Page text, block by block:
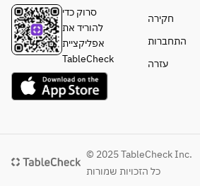
סרוק כדי
להוריד את
אפליקציית
TableCheck
חקירה
התחברות
עזרה
© 2025 TableCheck Inc.
כל הזכויות שמורות